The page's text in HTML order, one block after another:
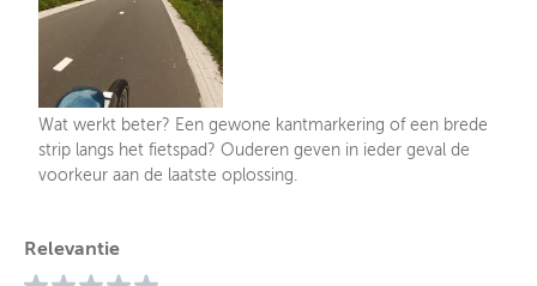
Wat werkt beter? Een gewone kantmarkering of een brede
strip langs het fietspad? Ouderen geven in ieder geval de
voorkeur aan de laatste oplossing.
Relevantie